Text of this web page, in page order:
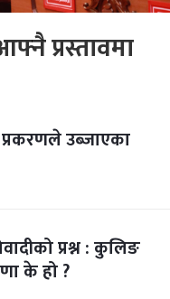
प्रस्तावमा
उब्जाएका
प्रश्न : कुलिङ
के हो ?